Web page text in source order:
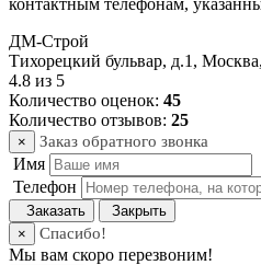
ДМ-Строй
Тихорецкий бульвар, д.1 , Москва,
4.8 из 5
Количество оценок: 45
Количество отзывов: 25
× Заказ обратного звонка
Имя
Телефон
Заказать
Закрыть
×
Спасибо!
Мы вам скоро перезвоним!